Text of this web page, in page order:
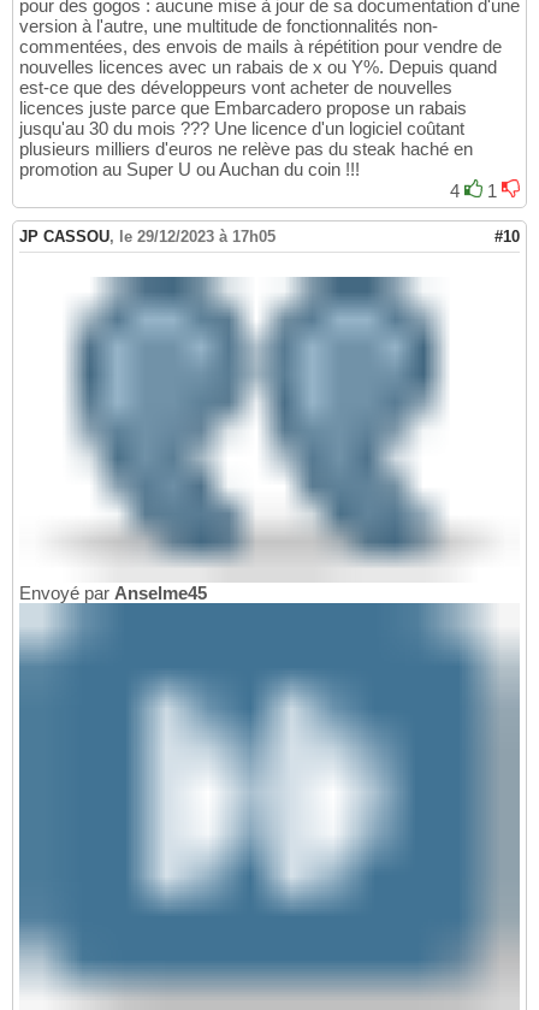
pour des gogos : aucune mise à jour de sa documentation d'une
version à l'autre, une multitude de fonctionnalités non-
commentées, des envois de mails à répétition pour vendre de
nouvelles licences avec un rabais de x ou Y%. Depuis quand
est-ce que des développeurs vont acheter de nouvelles
licences juste parce que Embarcadero propose un rabais
jusqu'au 30 du mois ??? Une licence d'un logiciel coûtant
plusieurs milliers d'euros ne relève pas du steak haché en
promotion au Super U ou Auchan du coin !!!
4
1
JP CASSOU, le 29/12/2023 à 17h05 #10
Envoyé par Anselme45